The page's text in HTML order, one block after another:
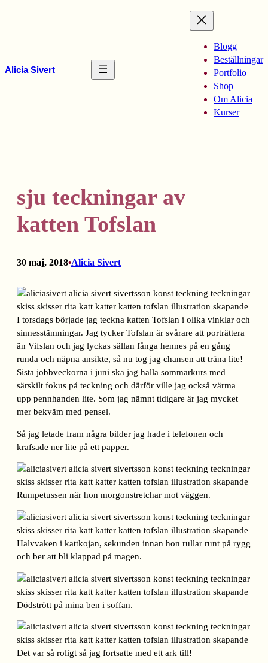
Alicia Sivert
Blogg
Beställningar
Portfolio
Shop
Om Alicia
Kurser
sju teckningar av
katten Tofslan
30 maj, 2018•Alicia Sivert
I torsdags började jag teckna katten Tofslan i olika vinklar och
sinnesstämningar. Jag tycker Tofslan är svårare att porträttera
än Vifslan och jag lyckas sällan fånga hennes på en gång
runda och näpna ansikte, så nu tog jag chansen att träna lite!
Sista jobbveckorna i juni ska jag hålla sommarkurs med
särskilt fokus på teckning och därför ville jag också värma
upp pennhanden lite. Som jag nämnt tidigare är jag mycket
mer bekväm med pensel.
Så jag letade fram några bilder jag hade i telefonen och
krafsade ner lite på ett papper.
Rumpetussen när hon morgonstretchar mot väggen.
Halvvaken i kattkojan, sekunden innan hon rullar runt på rygg
och ber att bli klappad på magen.
Dödstrött på mina ben i soffan.
Det var så roligt så jag fortsatte med ett ark till!